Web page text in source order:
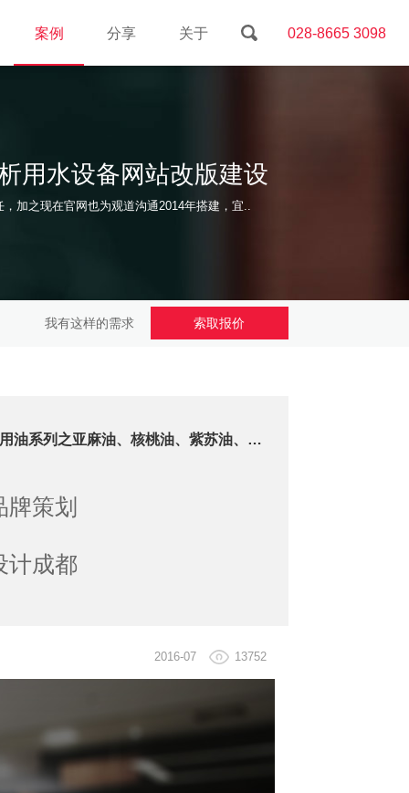
028-8665 3098
案例 分享 关于
用水设备网站改版建设
加之现在官网也为观道沟通2014年搭建，宜..
我有这样的需求 索取报价
列之亚麻油、核桃油、紫苏油、山茶油包装设计与推广
牌策划
计成都
2016-07 13752